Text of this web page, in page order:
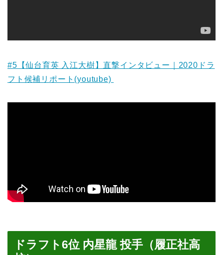
#5【仙台育英 入江大樹】直撃インタビュー｜2020ドラ
フト候補リポート(youtube)
ドラフト6位 内星龍 投手（履正社高